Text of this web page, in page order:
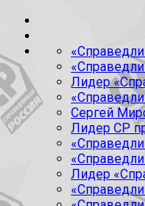
Лидер
Сергей
Лидер СР
Лидер